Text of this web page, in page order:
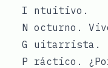
I ntuitivo.
N octurno.
G uitarrista.
P ráctico.